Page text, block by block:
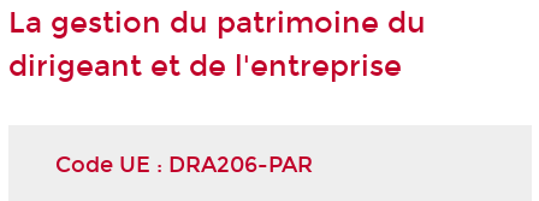
La gestion du patrimoine du
dirigeant et de l'entreprise
Code UE : DRA206-PAR